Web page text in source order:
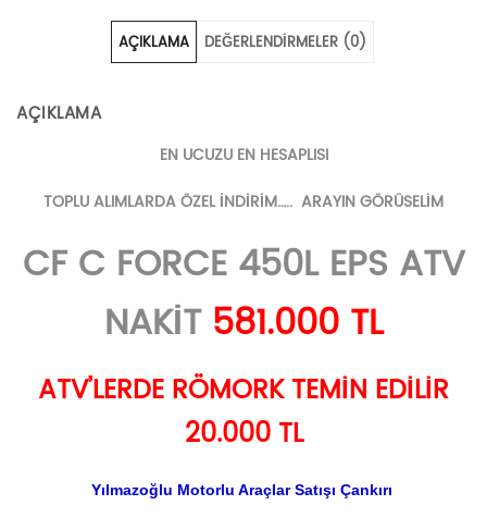
TL
on
AÇIKLAMA DEĞERLENDIRMELER (0)
AÇIKLAMA
EN UCUZU EN HESAPLISI
TOPLU ALIMLARDA ÖZEL İNDİRİM….. ARAYIN GÖRÜSELİM
CF C FORCE 450L EPS ATV
NAKİT 581.000 TL
ATV’LERDE RÖMORK TEMİN EDİLİR
20.000 TL
Yılmazoğlu Motorlu Araçlar Satışı Çankırı